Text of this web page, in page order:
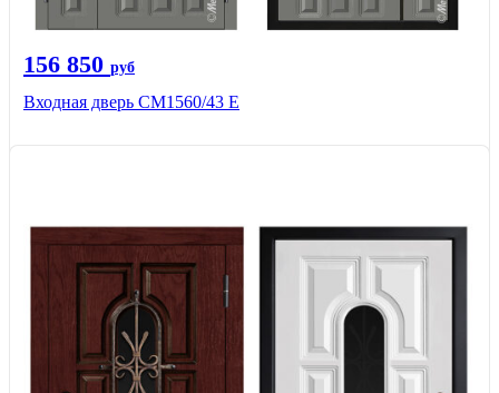
156 850 руб
Входная дверь СМ1560/43 Е